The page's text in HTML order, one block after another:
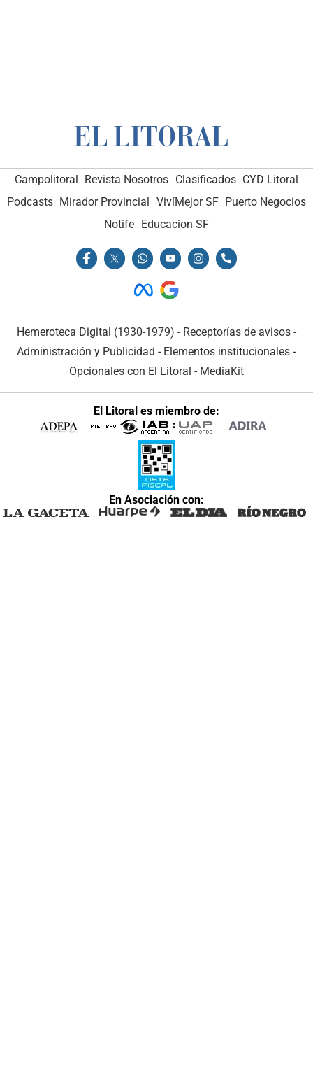
Campolitoral Revista Nosotros Clasificados CYD Litoral
Podcasts Mirador Provincial VivíMejor SF Puerto Negocios
Notife
Educacion SF
Hemeroteca Digital (1930-1979) - Receptorías de avisos -
Administración y Publicidad - Elementos institucionales -
Opcionales con El Litoral - MediaKit
El Litoral es miembro de:
En Asociación con: